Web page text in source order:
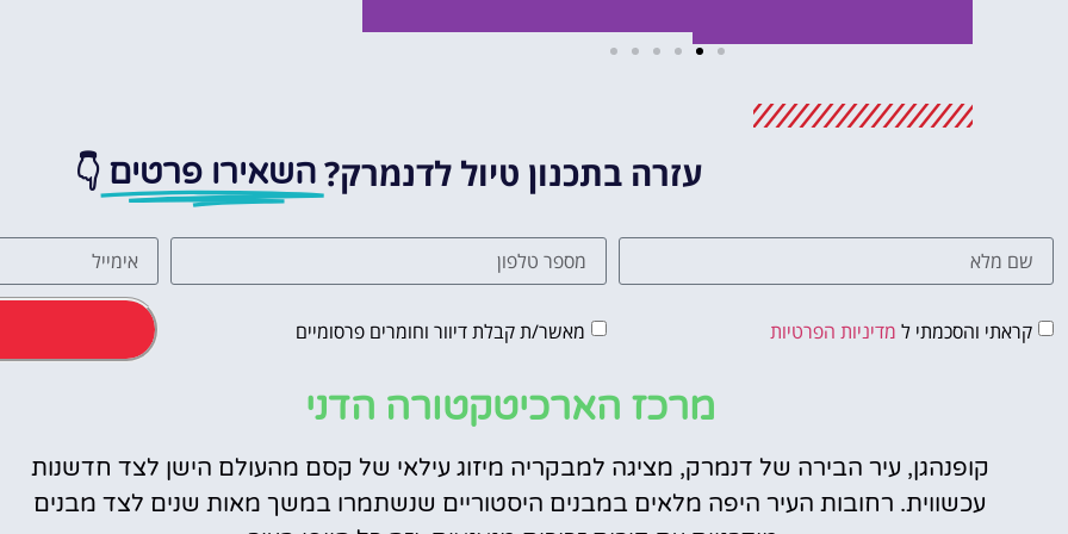
מלונות
לחצו
וסיורים
הפעילויות השוות ביותר
לחצו פה!
עזרה בתכנון טיול לדנמרק? השאירו פרטים 👇
קראתי והסכמתי ל מדיניות הפרטיות מאשר/ת קבלת דיוור וחומרים פרסומיים
מרכז הארכיטקטורה הדני
קופנהגן, עיר הבירה של דנמרק, מציגה למבקריה מיזוג עילאי של קסם מהעולם הישן לצד חדשנות
עכשווית. רחובות העיר היפה מלאים במבנים היסטוריים שנשתמרו במשך מאות שנים לצד מבנים